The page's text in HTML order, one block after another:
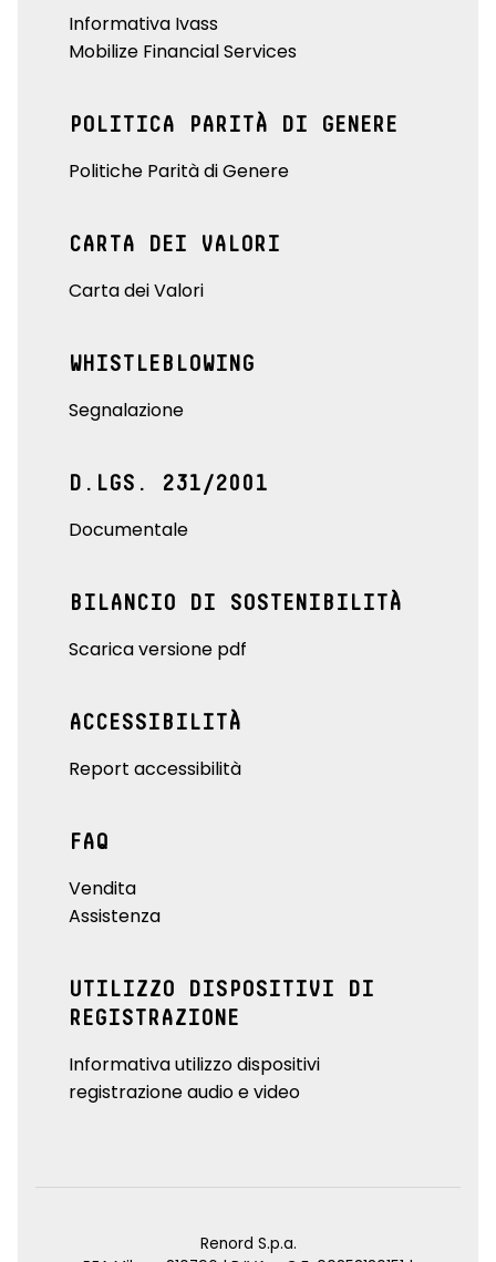
Informativa Ivass
Mobilize Financial Services
POLITICA PARITÀ DI GENERE
Politiche Parità di Genere
CARTA DEI VALORI
Carta dei Valori
WHISTLEBLOWING
Segnalazione
D.LGS. 231/2001
Documentale
BILANCIO DI SOSTENIBILITÀ
Scarica versione pdf
ACCESSIBILITÀ
Report accessibilità
FAQ
Vendita
Assistenza
UTILIZZO DISPOSITIVI DI
REGISTRAZIONE
Informativa utilizzo dispositivi
registrazione audio e video
Renord S.p.a.